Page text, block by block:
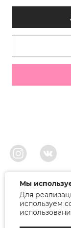
ООО"БЬЮТИ", УНП
Брестским районым
реестре 12.01.2018,
Беларусь, Брест, ул.
Режим работы: 9.00-
Мы
Для
используем